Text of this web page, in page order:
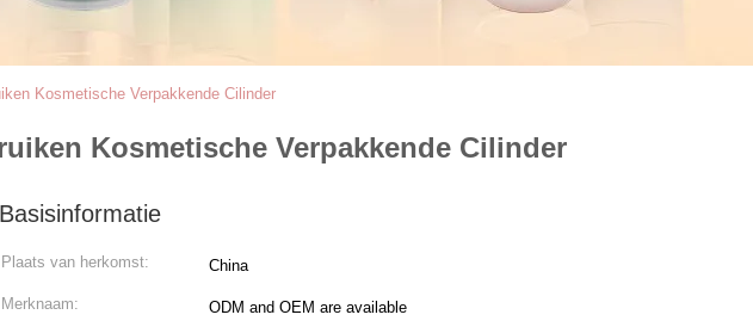
Kosmetische Verpakkende Cilinder
Kosmetische Verpakkende Cilinder
Basisinformatie
Plaats van herkomst: China
Merknaam: ODM and OEM are available